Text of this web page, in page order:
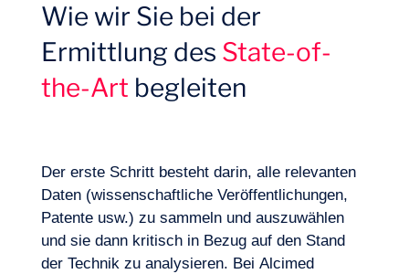
Lust, an Bord zu gehen?
Welche Quellenarten sollten bevorzugt und
miteinander abgeglichen werden, um
relevante Daten zu sammeln? Wie kann
man die passenden Quellen aus den
gesammelten und teilweise
Wie wir Sie bei der
Ermittlung des State-of-
the-Art begleiten
Der erste Schritt besteht darin, alle relevanten
Daten (wissenschaftliche Veröffentlichungen,
Patente usw.) zu sammeln und auszuwählen
und sie dann kritisch in Bezug auf den Stand
der Technik zu analysieren. Bei Alcimed